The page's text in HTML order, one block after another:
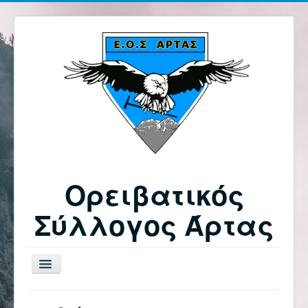
Ορειβατικός
Σύλλογος Άρτας
Εναλλαγή
πλοήγησης